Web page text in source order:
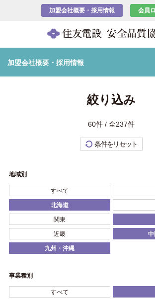
加盟会社概要・採用情報 会員
加盟会社概要・採用情報
絞り込み
60件 / 全237件
条件をリセット
地域別
すべて
北海道
関東
近畿 中
九州・沖縄
事業種別
すべて